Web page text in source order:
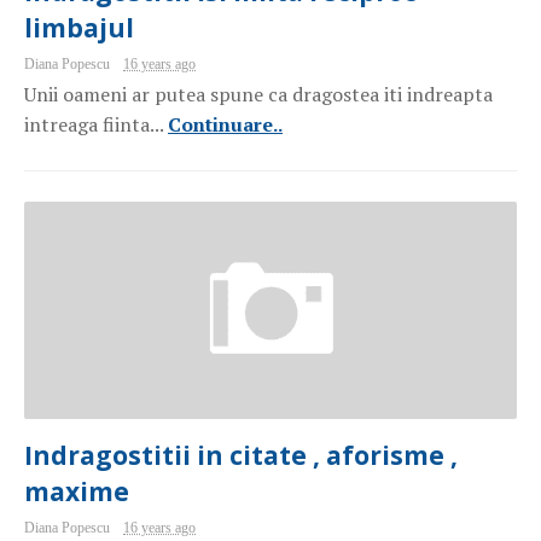
limbajul
Diana Popescu 16 years ago
Unii oameni ar putea spune ca dragostea iti indreapta
intreaga fiinta... Continuare..
Indragostitii in citate , aforisme ,
maxime
Diana Popescu 16 years ago